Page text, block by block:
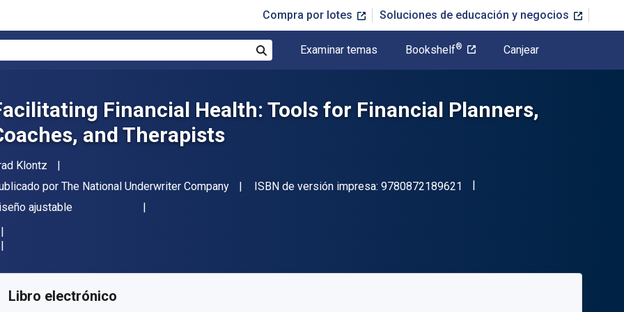
Compra por lotes Soluciones de educación y negocios
Examinar temas Bookshelf® Canjear
Financial Health: Tools for Financial Planners,
and Therapists
Klontz
por The National Underwriter Company ISBN de versión impresa: 9780872189621 "ISBN-13 9780872189621"
ajustable
Libro electrónico